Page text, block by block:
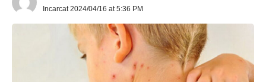
Incarcat 2024/04/16 at 5:36 PM